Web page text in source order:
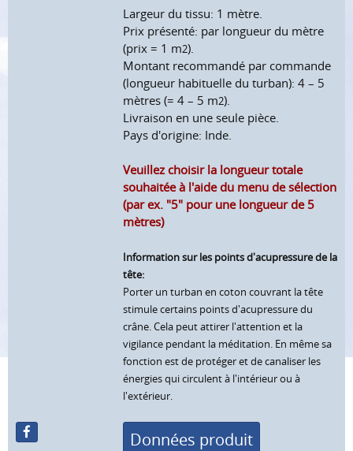
Largeur du tissu: 1 mètre.
Prix présenté: par longueur du mètre
(prix = 1 m2).
Montant recommandé par commande
(longueur habituelle du turban): 4 – 5
mètres (= 4 – 5 m2).
Livraison en une seule pièce.
Pays d'origine: Inde.
Veuillez choisir la longueur totale
souhaitée à l'aide du menu de sélection
(par ex. "5" pour une longueur de 5
mètres)
Information sur les points d'acupressure de la
tête:
Porter un turban en coton couvrant la tête
stimule certains points d'acupressure du
crâne. Cela peut attirer l'attention et la
vigilance pendant la méditation. En même sa
fonction est de protéger et de canaliser les
énergies qui circulent à l'intérieur ou à
l'extérieur.
Données produit